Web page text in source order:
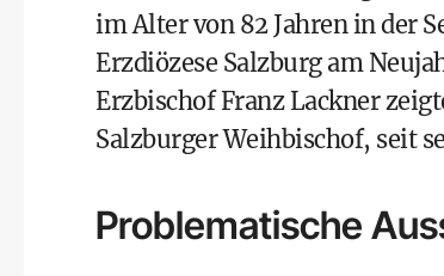
im Alter von 82 Jahren in der
Erzdiözese Salzburg am
Erzbischof Franz Lackner
Salzburger Weihbischof, seit
Problematische